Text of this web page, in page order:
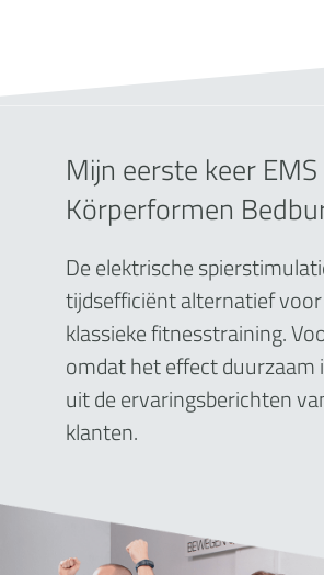
Mijn eerste keer
Körperformen
De elektrische
tijdsefficiënt alternatief
klassieke fitnesstraining.
omdat het effect duurzaam
uit de ervaringsberichten
klanten.